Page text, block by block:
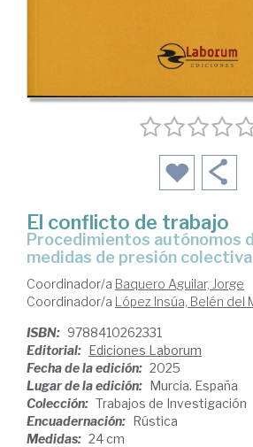
El conflicto de trabajo
procedimientos autónomos de solución y
medidas de presión colectiva
Coordinador/a Baquero Aguilar, Jorge
Coordinador/a López Insúa, Belén del
ISBN: 9788410262331
Editorial: Ediciones Laborum
Fecha de la edición: 2025
Lugar de la edición: Murcia. España
Colección: Trabajos de Investigación
Encuadernación: Rústica
Medidas: 24 cm